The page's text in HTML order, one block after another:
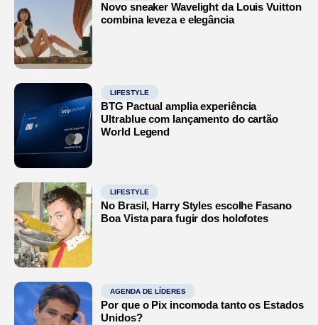
Novo sneaker Wavelight da Louis Vuitton
combina leveza e elegância
LIFESTYLE
BTG Pactual amplia experiência
Ultrablue com lançamento do cartão
World Legend
LIFESTYLE
No Brasil, Harry Styles escolhe Fasano
Boa Vista para fugir dos holofotes
AGENDA DE LÍDERES
Por que o Pix incomoda tanto os Estados
Unidos?